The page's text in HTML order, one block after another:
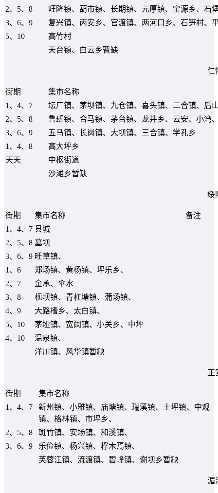
2、5、8
旺隆镇、葫市镇、长期镇、元厚镇、宝源乡、石
3、6、9
复兴镇、丙安乡、官渡镇、两河口乡、石笋村、
5、10
高竹村
天台镇、白云乡暂缺
仁
街期
集市名称
1、4、7
坛厂镇、茅坝镇、九仓镇、喜头镇、二合镇、后
2、5、8
鲁班镇、合马镇、茅台镇、龙井乡、云安、小湾
3、6、9
五马镇、长岗镇、大坝镇、三合镇、学孔乡
1、4、8
高大坪乡
天天
中枢街道
沙滩乡暂缺
绥
街期 集市名称
备注
1、4、7 县城
2、5、8 墓坝
3、6、9 旺草镇、
1、6
郑场镇、黄杨镇、坪乐乡、
2、7
金承、伞水
3、8
枧坝镇、青杠塘镇、蒲场镇、
4、9
大路槽乡、太白镇、
5、10
茅垭镇、宽阔镇、小关乡、中坪
4、10
温泉镇、
洋川镇、风华镇暂缺
正
街期
集市名称
1、4、7
新州镇、小雅镇、庙塘镇、瑞溪镇、土坪镇、中观
镇、格林镇、市坪乡、
2、5、8
斑竹镇、安场镇、和溪镇、
3、6、9
乐俭镇、杨兴镇、桴木焉镇、
芙蓉江镇、流渡镇、碧峰镇、谢坝乡暂缺
湄